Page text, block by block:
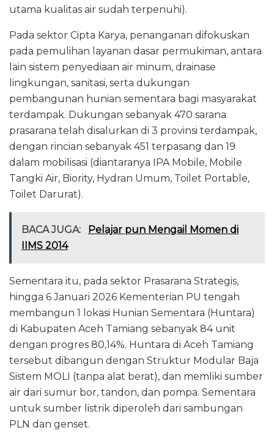
utama kualitas air sudah terpenuhi).
Pada sektor Cipta Karya, penanganan difokuskan
pada pemulihan layanan dasar permukiman, antara
lain sistem penyediaan air minum, drainase
lingkungan, sanitasi, serta dukungan
pembangunan hunian sementara bagi masyarakat
terdampak. Dukungan sebanyak 470 sarana
prasarana telah disalurkan di 3 provinsi terdampak,
dengan rincian sebanyak 451 terpasang dan 19
dalam mobilisasi (diantaranya IPA Mobile, Mobile
Tangki Air, Biority, Hydran Umum, Toilet Portable,
Toilet Darurat).
BACA JUGA:
Pelajar pun Mengail Momen di
IIMS 2014
Sementara itu, pada sektor Prasarana Strategis,
hingga 6 Januari 2026 Kementerian PU tengah
membangun 1 lokasi Hunian Sementara (Huntara)
di Kabupaten Aceh Tamiang sebanyak 84 unit
dengan progres 80,14%. Huntara di Aceh Tamiang
tersebut dibangun dengan Struktur Modular Baja
Sistem MOLI (tanpa alat berat), dan memliki sumber
air dari sumur bor, tandon, dan pompa. Sementara
untuk sumber listrik diperoleh dari sambungan
PLN dan genset.